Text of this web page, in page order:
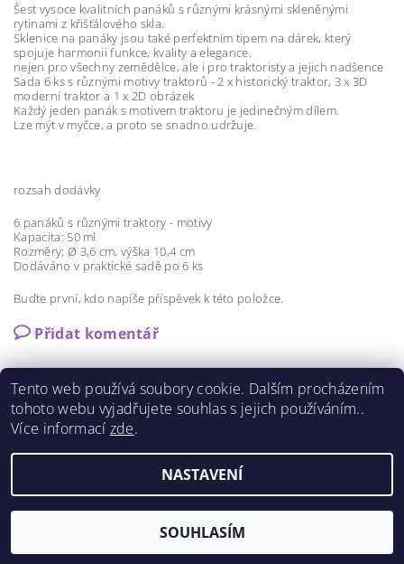
Šest vysoce kvalitních panáků s různými krásnými skleněnými
rytinami z křišťálového skla.
Sklenice na panáky jsou také perfektním tipem na dárek, který
spojuje harmonii funkce, kvality a elegance.
nejen pro všechny zemědělce, ale i pro traktoristy a jejich nadšence
Sada 6 ks s různými motivy traktorů - 2 x historický traktor, 3 x 3D
moderní traktor a 1 x 2D obrázek
Každý jeden panák s motivem traktoru je jedinečným dílem.
Lze mýt v myčce, a proto se snadno udržuje.
rozsah dodávky
6 panáků s různými traktory - motivy
Kapacita: 50 ml
Rozměry: Ø 3,6 cm, výška 10,4 cm
Dodáváno v praktické sadě po 6 ks
Buďte první, kdo napíše příspěvek k této položce.
Přidat komentář
Shoptet.cz
2026 ©MILFA GLASS, všechna práva vyhrazenaUpravit nastavení cookies
Vytvořil Shoptet
Tento web používá soubory cookie. Dalším procházením
tohoto webu vyjadřujete souhlas s jejich používáním..
Více informací zde.
NASTAVENÍ
SOUHLASÍM